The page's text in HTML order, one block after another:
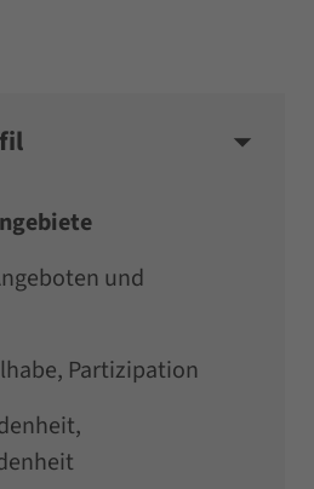
und
Partizipation